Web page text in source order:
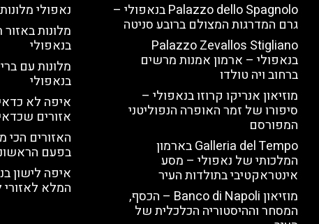
Palazzo dello Spagnolo בנאפולי –
גרם המדרגות המצולם ברובע סניטה
Palazzo Zevallos Stigliano
בנאפולי – ארמון אמנות מרשים
ברחוב ויה טולדו
מוזיאון אנריקו קרוזו בנאפולי –
סיפורו של זמר האופרה הנפוליטני
המפורסם
Galleria del Tempo בארמון
המלכותי של נאפולי – מסע
אינטראקטיבי בתולדות העיר
מוזיאון Banco di Napoli – הכסף,
המסחר וההיסטוריה הכלכלית של
נאפולי
מלונות באזור
בנאפולי
מלונות עם
בנאפולי
איפה לא
אזורים
האזורים הכי
בפעם
איפה לישון
המלא לאזורי